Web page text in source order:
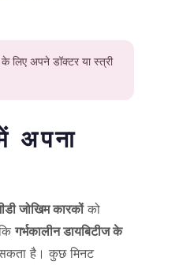
लिए अपने डॉक्टर या स्त्री
अपना
जोखिम कारकोंको
गर्भकालीन डायबिटीज के
है। कुछ मिनट